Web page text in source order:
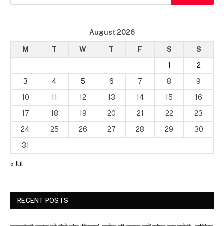
August 2026
M T W T F S
S
1
2
3
4 5 6 7 8
9
10
11 12 13 14 15
16
17
18 19 20 21 22
23
24
25 26 27 28 29
30
31
« Jul
RECENT POSTS